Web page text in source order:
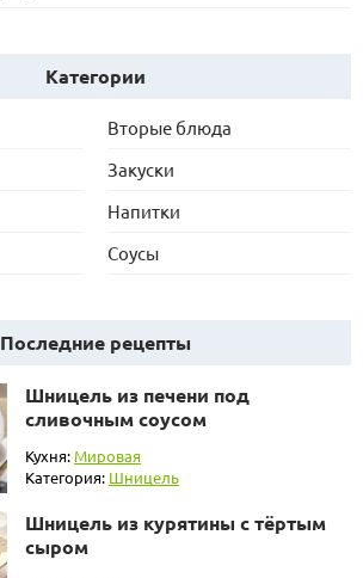
Категории
Вторые блюда
Закуски
Напитки
Соусы
Последние рецепты
Шницель из печени под
сливочным соусом
Кухня: Мировая
Категория: Шницель
Шницель из курятины с тёртым
сыром